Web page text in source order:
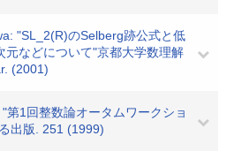
"SL_2(R)のSelberg跡公式と低
元などについて"京都大学数理解
(2001)
第1回整数論オータムワークショ
出版. 251 (1999)